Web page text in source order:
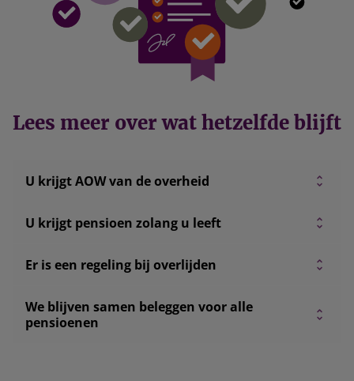
Lees meer over wat hetzelfde blijft
U krijgt AOW van de overheid
U krijgt pensioen zolang u leeft
Er is een regeling bij overlijden
We blijven samen beleggen voor alle
pensioenen